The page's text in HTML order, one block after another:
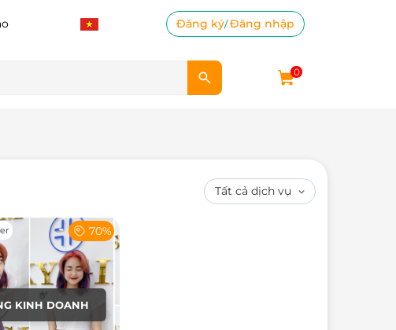
Đăng ký/Đăng nhập
0
KINH DOANH
70%